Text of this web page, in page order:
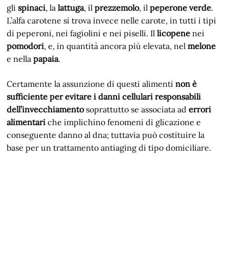
glispinaci, lalattuga, ilprezzemolo, ilpeperone verde.
L’alfa carotene si trova invece nelle carote, in tutti i tipi
di peperoni, nei fagiolini e nei piselli. Illicopenenei
pomodori, e, in quantità ancora più elevata, nelmelone
e nellapapaia.
Certamente la assunzione di questi alimentinon è
sufficiente per evitare i danni cellulari responsabili
dell’invecchiamentosoprattutto se associata aderrori
alimentari che implichino fenomeni di glicazione e
conseguente danno al dna; tuttavia può costituire la
base per un trattamento antiaging di tipo domiciliare.